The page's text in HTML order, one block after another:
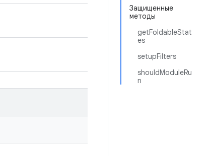
Защищенные
методы
getFoldableStat
es
setupFilters
shouldModuleRu
n